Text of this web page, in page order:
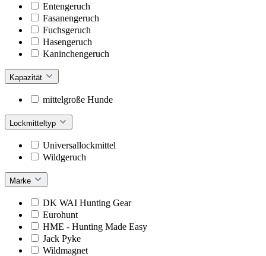
Entengeruch
Fasanengeruch
Fuchsgeruch
Hasengeruch
Kaninchengeruch
Kapazität
mittelgroße Hunde
Lockmitteltyp
Universallockmittel
Wildgeruch
Marke
DK WAI Hunting Gear
Eurohunt
HME - Hunting Made Easy
Jack Pyke
Wildmagnet